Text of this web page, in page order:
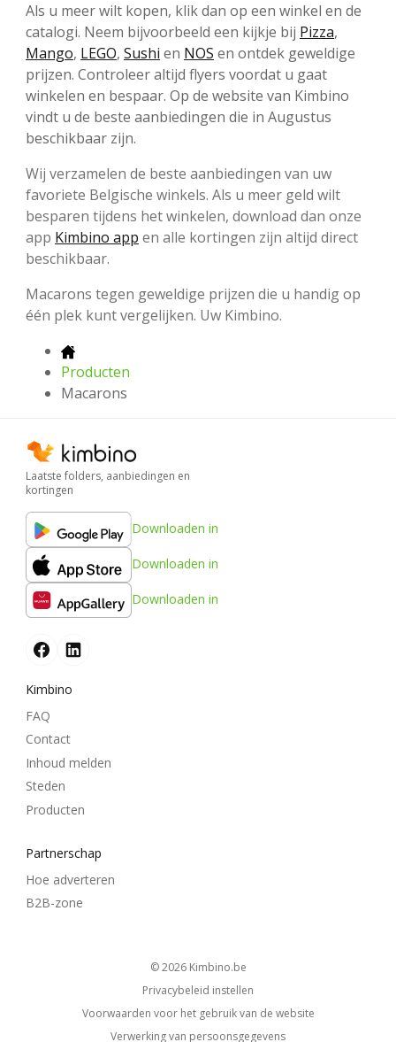
Als u meer wilt kopen, klik dan op een winkel en de
catalogi. Neem bijvoorbeeld een kijkje bij Pizza,
Mango, LEGO, Sushi en NOS en ontdek geweldige
prijzen. Controleer altijd flyers voordat u gaat
winkelen en bespaar. Op de website van Kimbino
vindt u de beste aanbiedingen die in Augustus
beschikbaar zijn.
Wij verzamelen de beste aanbiedingen van uw
favoriete Belgische winkels. Als u meer geld wilt
besparen tijdens het winkelen, download dan onze
app Kimbino app en alle kortingen zijn altijd direct
beschikbaar.
Macarons tegen geweldige prijzen die u handig op
één plek kunt vergelijken. Uw Kimbino.
Producten
Macarons
Laatste folders, aanbiedingen en
kortingen
Downloaden in
Downloaden in
Downloaden in
Kimbino
FAQ
Contact
Inhoud melden
Steden
Producten
Partnerschap
Hoe adverteren
B2B-zone
© 2026 kimbino.be
Privacybeleid instellen
Voorwaarden voor het gebruik van de website
Verwerking van persoonsgegevens